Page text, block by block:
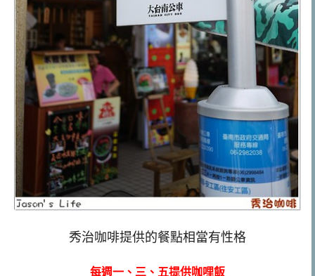
秀治咖啡提供的餐點相當有性格
每週一、三、五提供咖哩飯